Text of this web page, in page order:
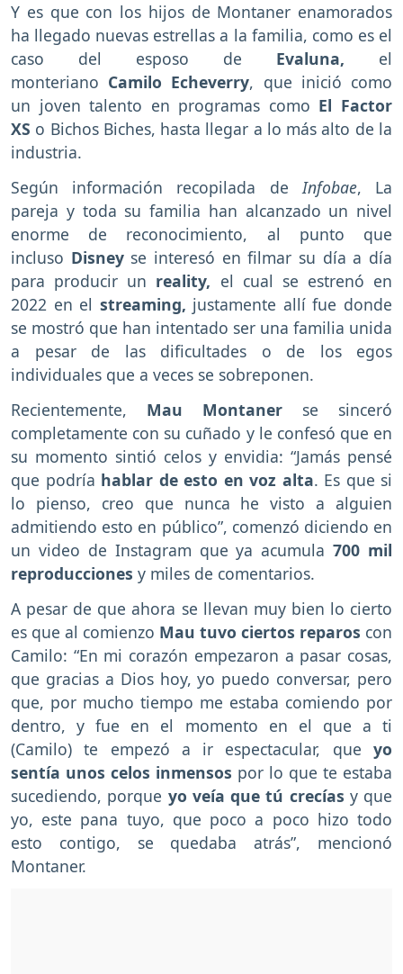
Y es que con los hijos de Montaner enamorados
ha llegado nuevas estrellas a la familia, como es el
caso del esposo de Evaluna, el
monteriano Camilo Echeverry, que inició como
un joven talento en programas como El Factor
XS o Bichos Biches, hasta llegar a lo más alto de la
industria.
Según información recopilada deInfobae, La
pareja y toda su familia han alcanzado un nivel
enorme de reconocimiento, al punto que
incluso Disneyse interesó en filmar su día a día
para producir un reality, el cual se estrenó en
2022 en el streaming, justamente allí fue donde
se mostró que han intentado ser una familia unida
a pesar de las dificultades o de los egos
individuales que a veces se sobreponen.
Recientemente, Mau Montaner se sinceró
completamente con su cuñado y le confesó que en
su momento sintió celos y envidia: “Jamás pensé
que podría hablar de esto en voz alta. Es que si
lo pienso, creo que nunca he visto a alguien
admitiendo esto en público”, comenzó diciendo en
un video de Instagram que ya acumula 700 mil
reproducciones y miles de comentarios.
A pesar de que ahora se llevan muy bien lo cierto
es que al comienzo Mau tuvo ciertos reparos con
Camilo: “En mi corazón empezaron a pasar cosas,
que gracias a Dios hoy, yo puedo conversar, pero
que, por mucho tiempo me estaba comiendo por
dentro, y fue en el momento en el que a ti
(Camilo) te empezó a ir espectacular, que yo
sentía unos celos inmensos por lo que te estaba
sucediendo, porque yo veía que tú crecías y que
yo, este pana tuyo, que poco a poco hizo todo
esto contigo, se quedaba atrás”, mencionó
Montaner.